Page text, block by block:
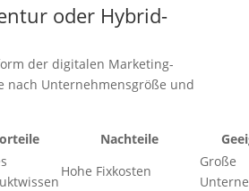
oder Hybrid-
der digitalen Marketing-
nach Unternehmensgröße und
Nachteile
Hohe Fixkosten
Große